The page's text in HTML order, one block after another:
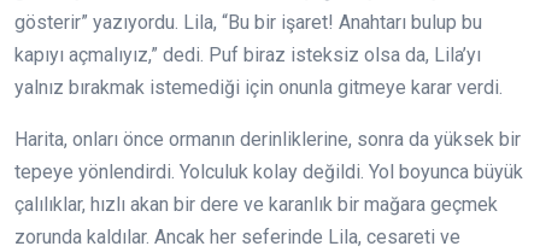
gösterir” yazıyordu. Lila, “Bu bir işaret! Anahtarı bulup bu
kapıyı açmalıyız,” dedi. Puf biraz isteksiz olsa da, Lila’yı
yalnız bırakmak istemediği için onunla gitmeye karar verdi.
Harita, onları önce ormanın derinliklerine, sonra da yüksek bir
tepeye yönlendirdi. Yolculuk kolay değildi. Yol boyunca büyük
çalılıklar, hızlı akan bir dere ve karanlık bir mağara geçmek
zorunda kaldılar. Ancak her seferinde Lila, cesareti ve